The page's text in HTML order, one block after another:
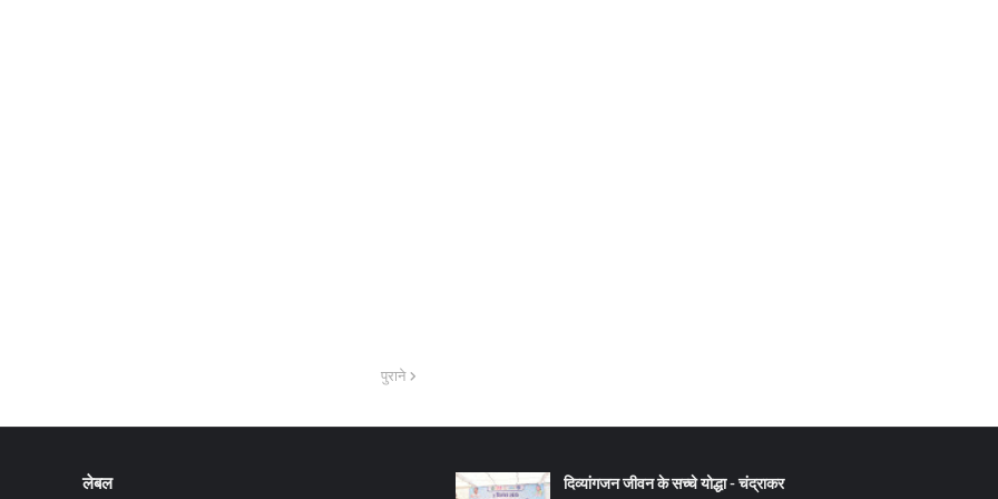
पुराने
लेबल दिव्यांगजन जीवन के सच्चे योद्धा - चंद्राकर